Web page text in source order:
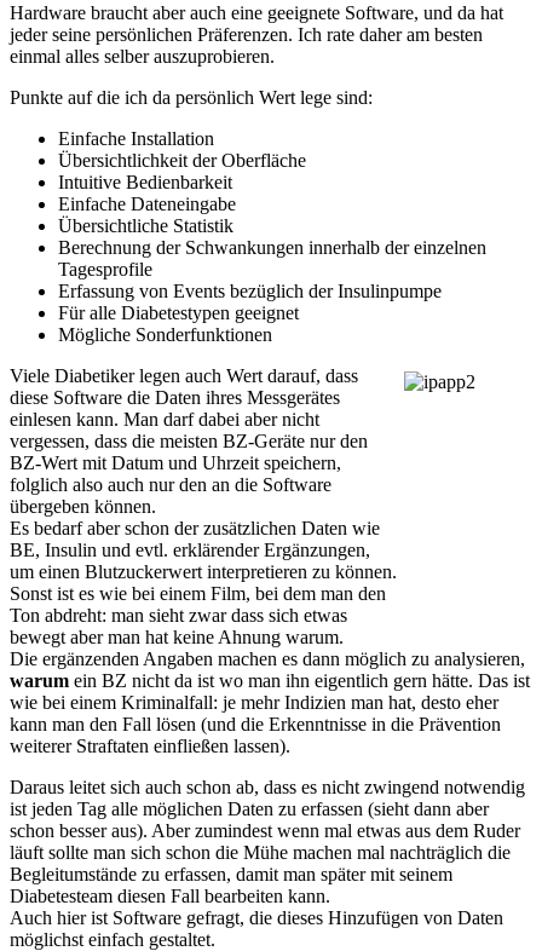
Hardware braucht aber auch eine geeignete Software, und da hat
jeder seine persönlichen Präferenzen. Ich rate daher am besten
einmal alles selber auszuprobieren.
Punkte auf die ich da persönlich Wert lege sind:
Einfache Installation
Übersichtlichkeit der Oberfläche
Intuitive Bedienbarkeit
Einfache Dateneingabe
Übersichtliche Statistik
Berechnung der Schwankungen innerhalb der einzelnen
Tagesprofile
Erfassung von Events bezüglich der Insulinpumpe
Für alle Diabetestypen geeignet
Mögliche Sonderfunktionen
Viele Diabetiker legen auch Wert darauf, dass
diese Software die Daten ihres Messgerätes
einlesen kann. Man darf dabei aber nicht
vergessen, dass die meisten BZ-Geräte nur den
BZ-Wert mit Datum und Uhrzeit speichern,
folglich also auch nur den an die Software
übergeben können.
Es bedarf aber schon der zusätzlichen Daten wie
BE, Insulin und evtl. erklärender Ergänzungen,
um einen Blutzuckerwert interpretieren zu können.
Sonst ist es wie bei einem Film, bei dem man den
Ton abdreht: man sieht zwar dass sich etwas
bewegt aber man hat keine Ahnung warum.
Die ergänzenden Angaben machen es dann möglich zu analysieren,
warum ein BZ nicht da ist wo man ihn eigentlich gern hätte. Das ist
wie bei einem Kriminalfall: je mehr Indizien man hat, desto eher
kann man den Fall lösen (und die Erkenntnisse in die Prävention
weiterer Straftaten einfließen lassen).
Daraus leitet sich auch schon ab, dass es nicht zwingend notwendig
ist jeden Tag alle möglichen Daten zu erfassen (sieht dann aber
schon besser aus). Aber zumindest wenn mal etwas aus dem Ruder
läuft sollte man sich schon die Mühe machen mal nachträglich die
Begleitumstände zu erfassen, damit man später mit seinem
Diabetesteam diesen Fall bearbeiten kann.
Auch hier ist Software gefragt, die dieses Hinzufügen von Daten
möglichst einfach gestaltet.